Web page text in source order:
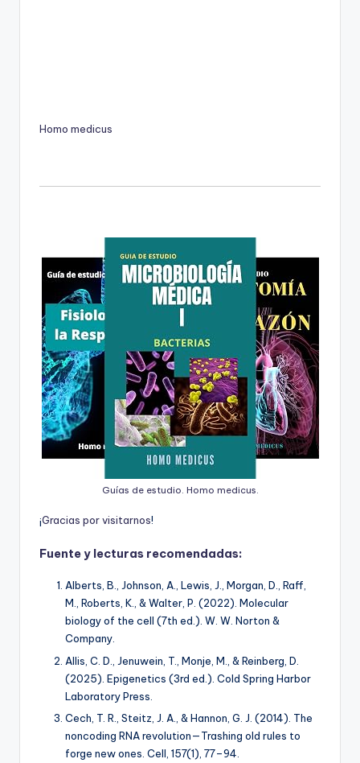
Homo medicus
Guías de estudio. Homo medicus.
¡Gracias porvisitarnos!
Fuente y lecturas recomendadas:
Alberts, B., Johnson, A., Lewis, J., Morgan, D., Raff,
M., Roberts, K., & Walter, P. (2022). Molecular
biology of the cell (7th ed.). W. W. Norton &
Company.
Allis, C. D., Jenuwein, T., Monje, M., & Reinberg, D.
(2025). Epigenetics (3rd ed.). Cold Spring Harbor
Laboratory Press.
Cech, T. R., Steitz, J. A., & Hannon, G. J. (2014). The
noncoding RNA revolution—Trashing old rules to
forge new ones. Cell, 157(1), 77–94.